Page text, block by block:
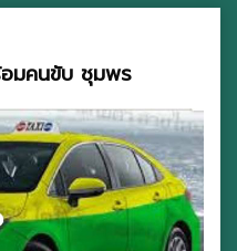
มคนขับ ชุมพร